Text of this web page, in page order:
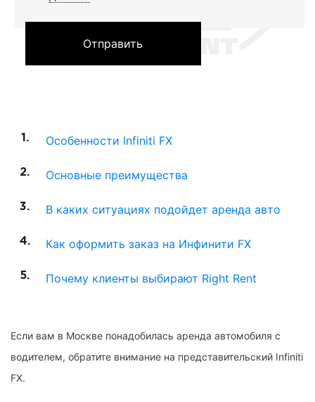
Отправить
Особенности Infiniti FX
Основные преимущества
В каких ситуациях подойдет аренда авто
Как оформить заказ на Инфинити FX
Почему клиенты выбирают Right Rent
Если вам в Москве понадобилась аренда автомобиля с
водителем, обратите внимание на представительский Infiniti
FX.